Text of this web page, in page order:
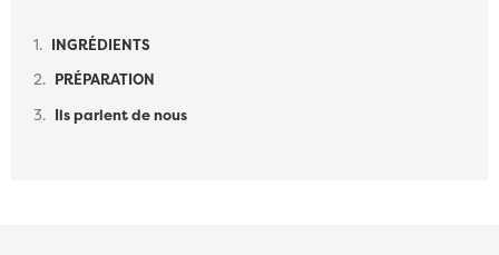
INGRÉDIENTS
PRÉPARATION
Ils parlent de nous